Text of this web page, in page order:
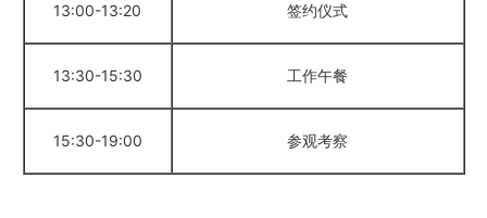
13:00-13:20 签约仪式
13:30-15:30 工作午餐
15:30-19:00 参观考察